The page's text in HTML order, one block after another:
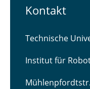
Kontakt
Technische
Institut für